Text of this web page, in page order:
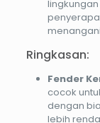
Ringkasan:
Fender
cocok
dengan
lebih